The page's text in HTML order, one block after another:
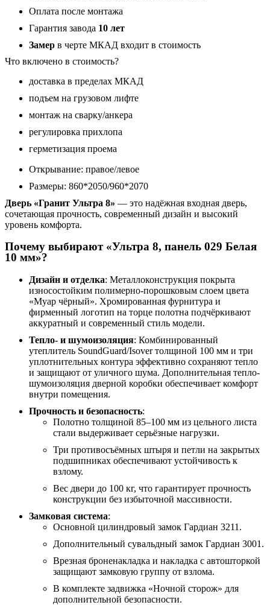
Оплата после монтажа
Гарантия завода 10 лет
Замер в черте МКАД входит в стоимость
Что включено в стоимость?
доставка в пределах МКАД
подъем на грузовом лифте
монтаж на сварку/анкера
регулировка прихлопа
герметизация проема
Открывание: правое/левое
Размеры: 860*2050/960*2070
Дверь «Гранит Ультра 8» — это надёжная входная дверь,
сочетающая прочность, современный дизайн и высокий
уровень комфорта.
Почему выбирают «Ультра 8, панель 029 Белая
10 мм»?
Дизайн и отделка: Металлоконструкция покрыта
износостойким полимерно-порошковым слоем цвета
«Муар чёрный». Хромированная фурнитура и
фирменный логотип на торце полотна подчёркивают
аккуратный и современный стиль модели.
Тепло- и шумоизоляция: Комбинированный
утеплитель SoundGuard/Isover толщиной 100 мм и три
уплотнительных контура эффективно сохраняют тепло
и защищают от уличного шума. Дополнительная тепло-
шумоизоляция дверной коробки обеспечивает комфорт
внутри помещения.
Прочность и безопасность:
Полотно толщиной 85–100 мм из цельного листа
стали выдерживает серьёзные нагрузки.
Три противосъёмных штыря и петли на закрытых
подшипниках обеспечивают устойчивость к
взлому.
Вес двери до 100 кг, что гарантирует прочность
конструкции без избыточной массивности.
Замковая система:
Основной цилиндровый замок Гардиан 3211.
Дополнительный сувальдный замок Гардиан 3001.
Врезная броненакладка и накладка с автошторкой
защищают замковую группу от взлома.
В комплекте задвижка «Ночной сторож» для
дополнительной безопасности.